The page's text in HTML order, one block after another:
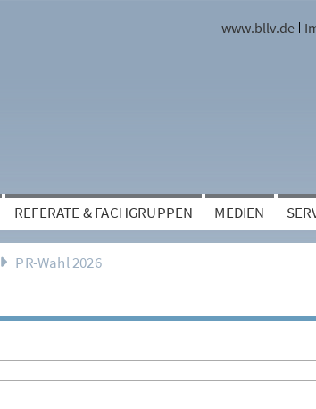
www.bllv.de
REFERATE & FACHGRUPPEN MEDIEN
PR-Wahl 2026